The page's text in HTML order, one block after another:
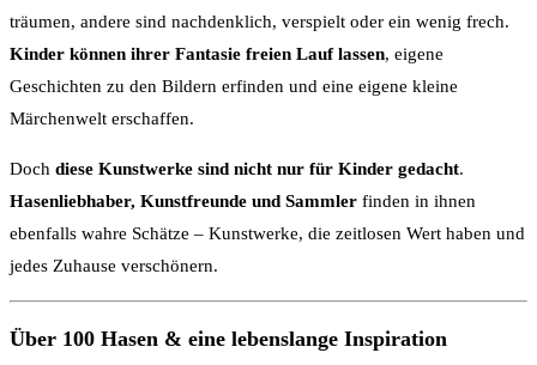
träumen, andere sind nachdenklich, verspielt oder ein wenig frech.
Kinder können ihrer Fantasie freien Lauf lassen, eigene
Geschichten zu den Bildern erfinden und eine eigene kleine
Märchenwelt erschaffen.
Doch diese Kunstwerke sind nicht nur für Kinder gedacht.
Hasenliebhaber, Kunstfreunde und Sammler finden in ihnen
ebenfalls wahre Schätze – Kunstwerke, die zeitlosen Wert haben und
jedes Zuhause verschönern.
Über 100 Hasen & eine lebenslange Inspiration